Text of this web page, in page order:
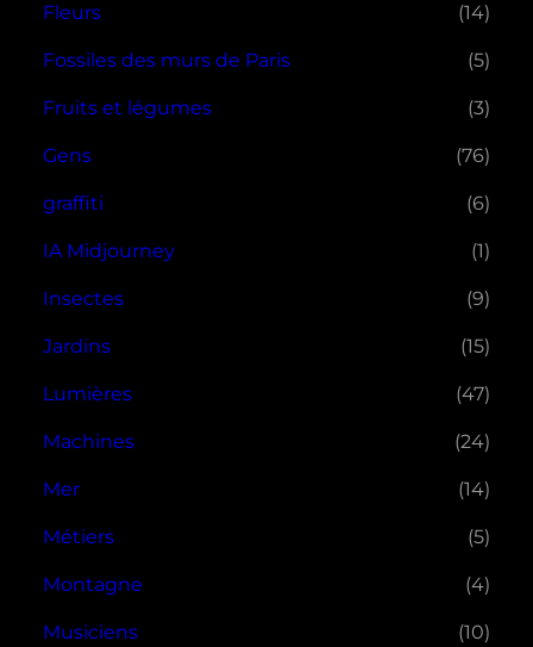
Fleurs (14)
Fossiles des murs de Paris (5)
Fruits et légumes (3)
Gens (76)
graffiti (6)
IA Midjourney (1)
Insectes (9)
Jardins (15)
Lumières (47)
Machines (24)
Mer (14)
Métiers (5)
Montagne (4)
Musiciens (10)